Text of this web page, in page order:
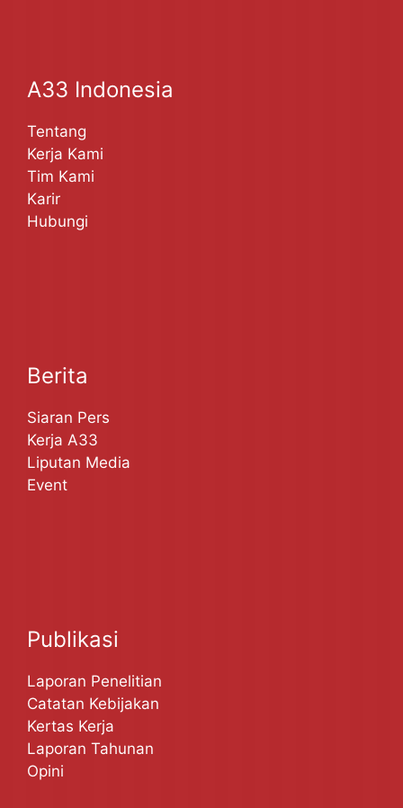
A33 Indonesia
Tentang
Kerja Kami
Tim Kami
Karir
Hubungi
Berita
Siaran Pers
Kerja A33
Liputan Media
Event
Publikasi
Laporan Penelitian
Catatan Kebijakan
Kertas Kerja
Laporan Tahunan
Opini